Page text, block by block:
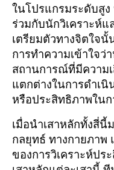
ในโปรแกรมระดับสู
ร่วมกับนักวิเคราะห์แ
เตรียมตัวทางจิตใจ
การทำความเข้าใจ
สถานการณ์ที่มีความเ
แตกต่างในการดำเนิ
หรือประสิทธิภาพใน
เมื่อนำเสาหลักทั้งสี่
กลยุทธ์ ทางกายภาพ
ของการวิเคราะห์ปร